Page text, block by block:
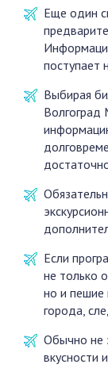
Еще один
поступает
Выбирая
Волгоград
Если
не только
но и пешие
города,
Обычно не
вкусности